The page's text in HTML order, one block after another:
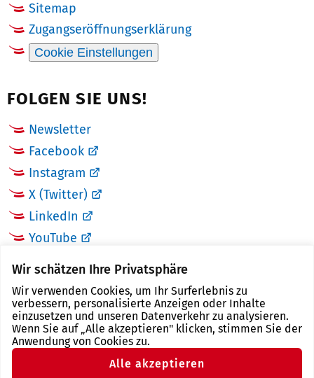
Wir schätzen Ihre Privatsphäre
Wir verwenden Cookies, um Ihr Surferlebnis zu
verbessern, personalisierte Anzeigen oder Inhalte
einzusetzen und unseren Datenverkehr zu analysieren.
Wenn Sie auf „Alle akzeptieren" klicken, stimmen Sie der
Anwendung von Cookies zu.
Alle akzeptieren
Sitemap
Zugangseröffnungserklärung
Cookie Einstellungen
FOLGEN SIE UNS!
Newsletter
Facebook
Instagram
X (Twitter)
LinkedIn
YouTube
LINKS
Landkreis Zwickau
Tourismusregion Zwickau
Freistaat Sachsen